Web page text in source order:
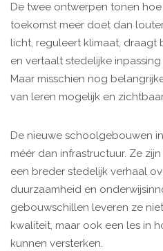
De twee ontwerpen tonen
toekomst meer doet dan
licht, reguleert klimaat, draagt
en vertaalt stedelijke
Maar misschien nog
van leren mogelijk en
De nieuwe schoolgebouwen
méér dan infrastructuur. Ze
een breder stedelijk verhaal
duurzaamheid en
gebouwschillen leveren ze
kwaliteit, maar ook een les in
kunnen versterken.